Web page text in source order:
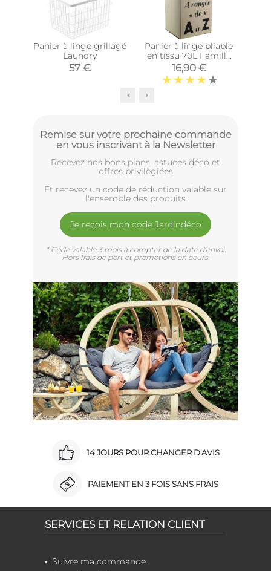
Panier à linge grillagé
Laundry
57 €
Panier à linge pliable
en tissu 70L Famille
(Beige)
16,90 €
Remise sur votre prochaine commande
en vous inscrivant à la Newsletter
Recevez nos bons plans, astuces déco et
offres privilègiées
Et recevez un code de réduction valable sur
l'ensemble des produits
Je reçois mon code Jardindéco
* Code valable 3 mois à compter de la date d'envoi.
Hors frais de port et promotions en cours.
14 JOURS POUR CHANGER D'AVIS
PAIEMENT EN 3 FOIS SANS FRAIS
SERVICES ET RELATION CLIENT
Suivre ma commande